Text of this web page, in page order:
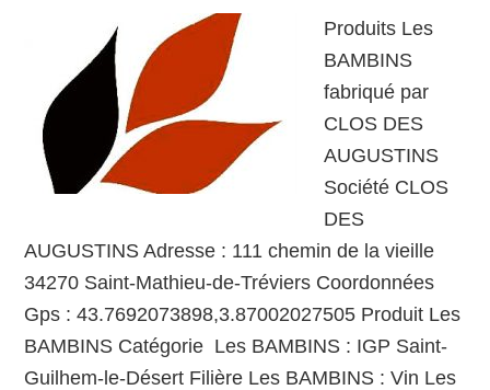
Produits Les
BAMBINS
fabriqué par
CLOS DES
AUGUSTINS
Société CLOS
DES
AUGUSTINS Adresse : 111 chemin de la vieille
34270 Saint-Mathieu-de-Tréviers Coordonnées
Gps : 43.7692073898,3.87002027505 Produit Les
BAMBINS Catégorie Les BAMBINS : IGP Saint-
Guilhem-le-Désert Filière Les BAMBINS : Vin Les